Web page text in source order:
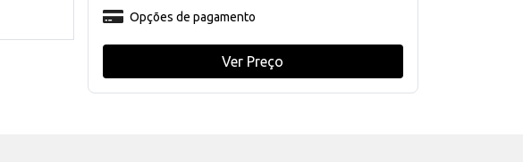
Opções de pagamento
Ver Preço